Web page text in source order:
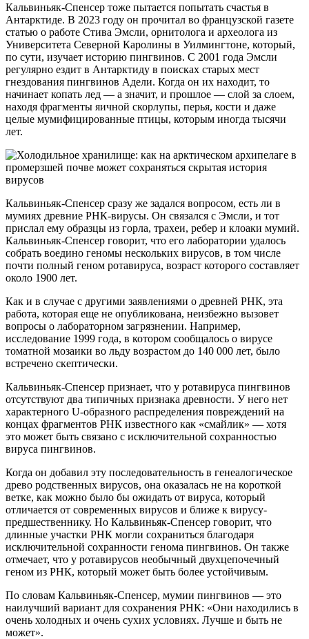
Кальвиньяк-Спенсер тоже пытается попытать счастья в
Антарктиде. В 2023 году он прочитал во французской газете
статью о работе Стива Эмсли, орнитолога и археолога из
Университета Северной Каролины в Уилмингтоне, который,
по сути, изучает историю пингвинов. С 2001 года Эмсли
регулярно ездит в Антарктиду в поисках старых мест
гнездования пингвинов Адели. Когда он их находит, то
начинает копать лед — а значит, и прошлое — слой за слоем,
находя фрагменты яичной скорлупы, перья, кости и даже
целые мумифицированные птицы, которым иногда тысячи
лет.
Кальвиньяк-Спенсер сразу же задался вопросом, есть ли в
мумиях древние РНК-вирусы. Он связался с Эмсли, и тот
прислал ему образцы из горла, трахеи, ребер и клоаки мумий.
Кальвиньяк-Спенсер говорит, что его лаборатории удалось
собрать воедино геномы нескольких вирусов, в том числе
почти полный геном ротавируса, возраст которого составляет
около 1900 лет.
Как и в случае с другими заявлениями о древней РНК, эта
работа, которая еще не опубликована, неизбежно вызовет
вопросы о лабораторном загрязнении. Например,
исследование 1999 года, в котором сообщалось о вирусе
томатной мозаики во льду возрастом до 140 000 лет, было
встречено скептически.
Кальвиньяк-Спенсер признает, что у ротавируса пингвинов
отсутствуют два типичных признака древности. У него нет
характерного U-образного распределения повреждений на
концах фрагментов РНК известного как «смайлик» — хотя
это может быть связано с исключительной сохранностью
вируса пингвинов.
Когда он добавил эту последовательность в генеалогическое
древо родственных вирусов, она оказалась не на короткой
ветке, как можно было бы ожидать от вируса, который
отличается от современных вирусов и ближе к вирусу-
предшественнику. Но Кальвиньяк-Спенсер говорит, что
длинные участки РНК могли сохраниться благодаря
исключительной сохранности генома пингвинов. Он также
отмечает, что у ротавирусов необычный двухцепочечный
геном из РНК, который может быть более устойчивым.
По словам Кальвиньяк-Спенсер, мумии пингвинов — это
наилучший вариант для сохранения РНК: «Они находились в
очень холодных и очень сухих условиях. Лучше и быть не
может».